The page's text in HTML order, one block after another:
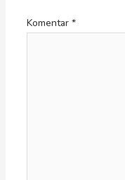
Komentar *